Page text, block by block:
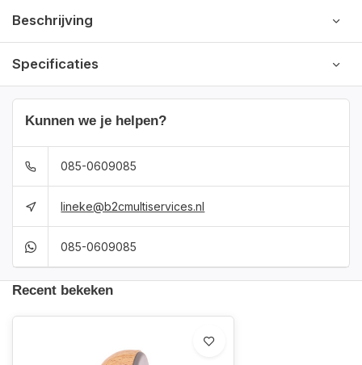
Beschrijving
Specificaties
Kunnen we je helpen?
085-0609085
lineke@b2cmultiservices.nl
085-0609085
Recent bekeken